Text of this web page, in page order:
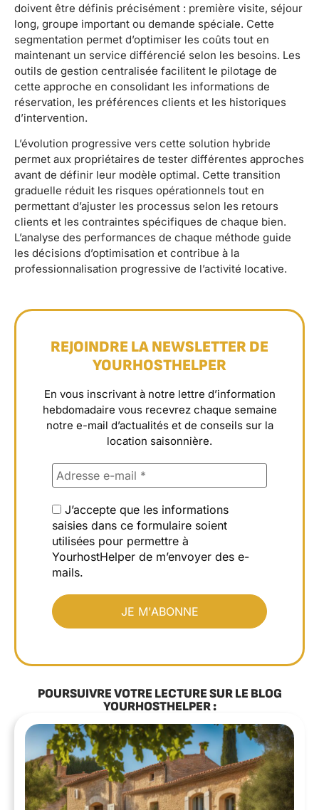
doivent être définis précisément : première visite, séjour
long, groupe important ou demande spéciale. Cette
segmentation permet d’optimiser les coûts tout en
maintenant un service différencié selon les besoins. Les
outils de gestion centralisée facilitent le pilotage de
cette approche en consolidant les informations de
réservation, les préférences clients et les historiques
d’intervention.
L’évolution progressive vers cette solution hybride
permet aux propriétaires de tester différentes approches
avant de définir leur modèle optimal. Cette transition
graduelle réduit les risques opérationnels tout en
permettant d’ajuster les processus selon les retours
clients et les contraintes spécifiques de chaque bien.
L’analyse des performances de chaque méthode guide
les décisions d’optimisation et contribue à la
professionnalisation progressive de l’activité locative.
REJOINDRE LA NEWSLETTER DE
YOURHOSTHELPER
En vous inscrivant à notre lettre d’information
hebdomadaire vous recevrez chaque semaine
notre e-mail d’actualités et de conseils sur la
location saisonnière.
J’accepte que les informations
saisies dans ce formulaire soient
utilisées pour permettre à
YourhostHelper de m’envoyer des e-
mails.
POURSUIVRE VOTRE LECTURE SUR LE BLOG
YOURHOSTHELPER :